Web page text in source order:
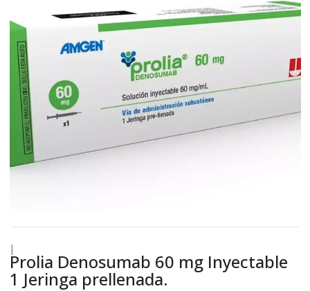
|
Prolia Denosumab 60 mg Inyectable
1 Jeringa prellenada.